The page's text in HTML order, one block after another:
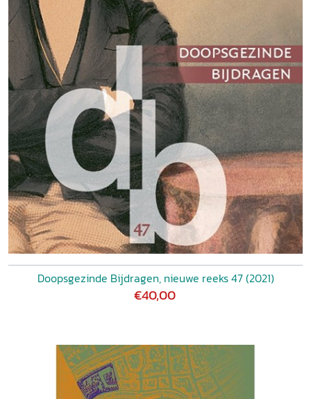
Doopsgezinde Bijdragen, nieuwe reeks 47 (2021)
€40,00